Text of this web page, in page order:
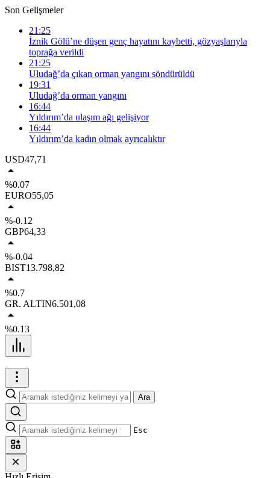
Son Gelişmeler
21:25
İznik Gölü’ne düşen genç hayatını kaybetti, gözyaşlarıyla
toprağa verildi
21:25
Uludağ’da çıkan orman yangını söndürüldü
19:31
Uludağ’da orman yangını
16:44
Yıldırım’da ulaşım ağı gelişiyor
16:44
Yıldırım’da kadın olmak ayrıcalıktır
USD47,71
%0.07
EURO55,05
%-0.12
GBP64,33
%-0.04
BIST13.798,82
%0.7
GR. ALTIN6.501,08
%0.13
Ara
Esc